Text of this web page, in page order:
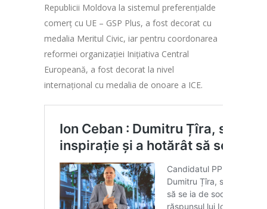
Republicii Moldova la sistemul preferențialde
comerț cu UE – GSP Plus, a fost decorat cu
medalia Meritul Civic, iar pentru coordonarea
reformei organizației Inițiativa Central
Europeană, a fost decorat la nivel
internațional cu medalia de onoare a ICE.